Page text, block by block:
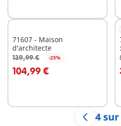
71607 - Maison
d'architecte
139,99 € -25%
104,99 €
Au panier
4 sur